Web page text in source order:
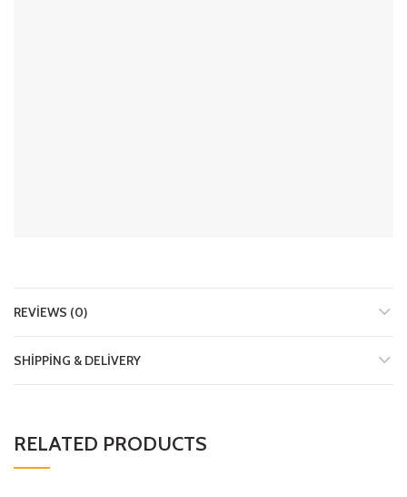
REVIEWS (0)
SHIPPING & DELIVERY
RELATED PRODUCTS